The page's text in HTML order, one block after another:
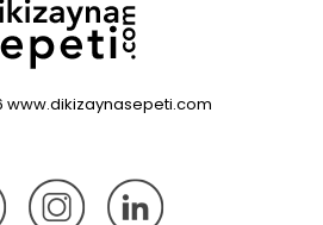
www.dikizaynasepeti.com